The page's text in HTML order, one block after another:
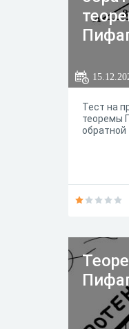
Тест на
теоремы
обратной